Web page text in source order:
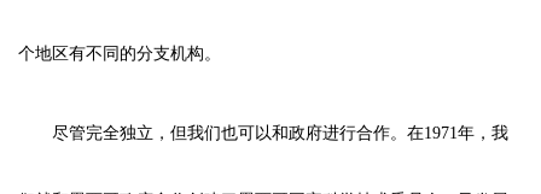
个地区有不同的分支机构。
尽管完全独立，但我们也可以和政府进行合作。在1971年，我